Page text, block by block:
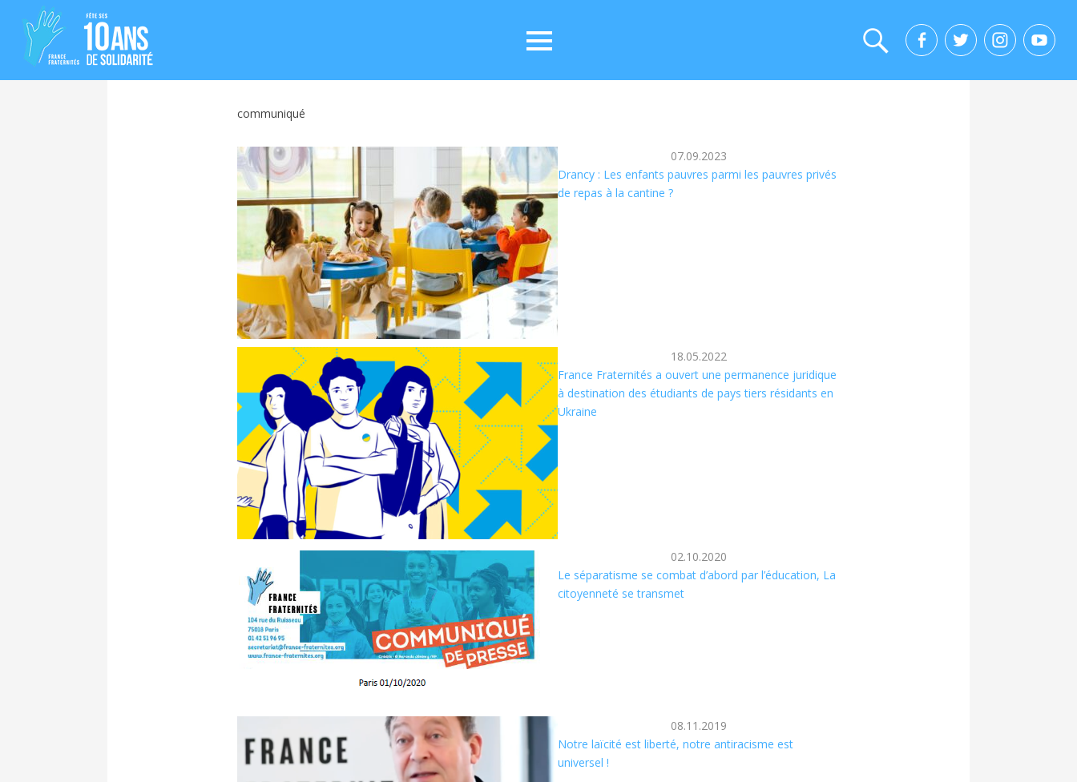
communiqué
07.09.2023
Drancy : Les enfants pauvres parmi les pauvres privés
de repas à la cantine ?
18.05.2022
France Fraternités a ouvert une permanence juridique
à destination des étudiants de pays tiers résidants en
Ukraine
02.10.2020
Le séparatisme se combat d’abord par l’éducation, La
citoyenneté se transmet
08.11.2019
Notre laïcité est liberté, notre antiracisme est
universel !